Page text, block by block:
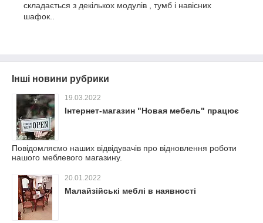
складається з декількох модулів , тумб і навісних
шафок..
Інші новини рубрики
19.03.2022
Інтернет-магазин "Новая мебель" працює
Повідомляємо наших відвідувачів про відновлення роботи
нашого меблевого магазину.
20.01.2022
Малайзійські меблі в наявності